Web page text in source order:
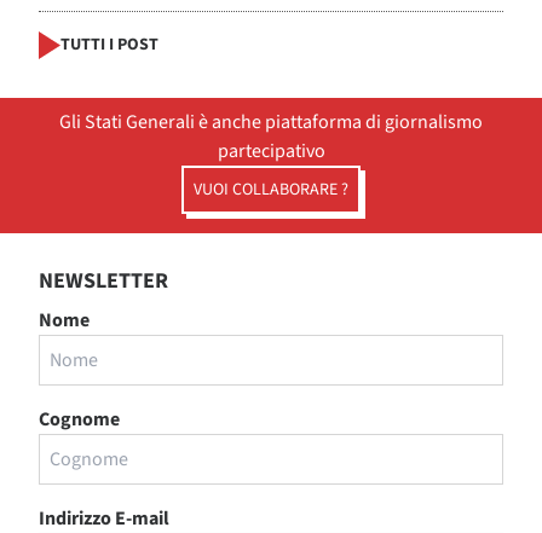
TUTTI I POST
Gli Stati Generali è anche piattaforma di giornalismo
partecipativo
VUOI COLLABORARE ?
NEWSLETTER
Nome
Cognome
Indirizzo E-mail